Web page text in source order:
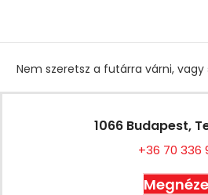
Nem szeretsz a futárra várni,
1066 Budapest,
+36 70 336